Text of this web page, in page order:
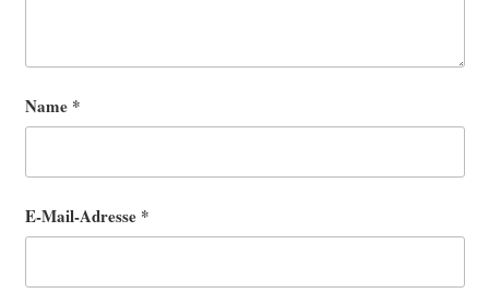
Name *
E-Mail-Adresse *